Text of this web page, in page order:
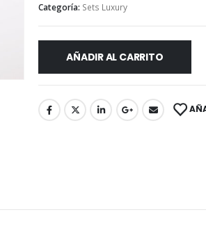
Categoría: Sets Luxury
AÑADIR AL CARRITO